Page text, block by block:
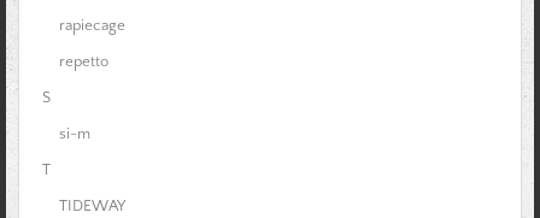
rapiecage
repetto
S
si-m
T
TIDEWAY